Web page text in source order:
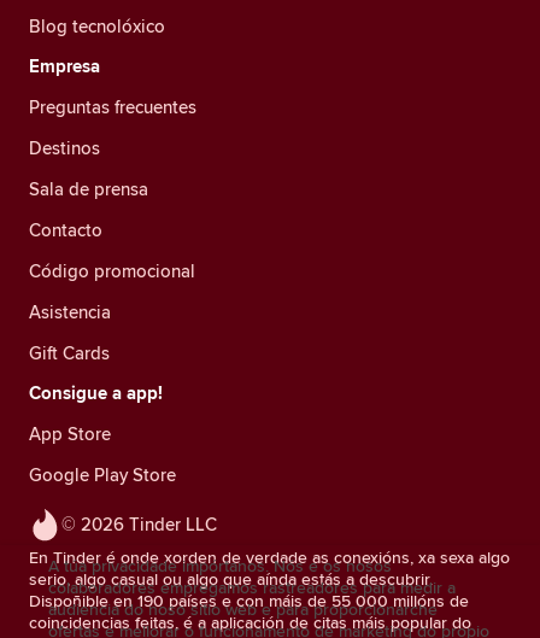
© 2026 Tinder LLC
En Tinder é onde xorden de verdade as conexións, xa sexa algo
serio, algo casual ou algo que aínda estás a descubrir.
Dispoñible en 190 países e con máis de 55 000 millóns de
coincidencias feitas, é a aplicación de citas máis popular do
Blog tecnolóxico
Empresa
Preguntas frecuentes
Destinos
Sala de prensa
Contacto
Código promocional
Asistencia
Gift Cards
Consigue a app!
App Store
Google Play Store
A túa privacidade impórtanos. Nós e os nosos
colaboradores empregamos rastreadores para medir a
audiencia do noso sitio web e para proporcionarche
ofertas e mellorar o funcionamento de marketing do propio